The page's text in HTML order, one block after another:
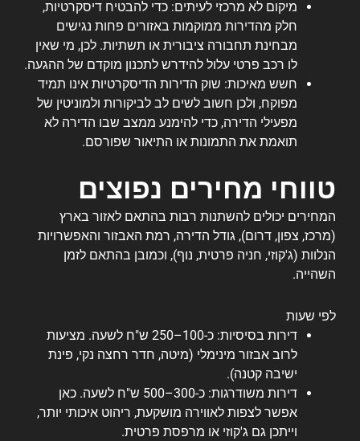
מיקום לא מרכזי לעיתים: כדי להבטיח דיסקרטיות,
חלק מהדירות ממוקמות באזורים פחות נגישים
מבחינת תחבורה ציבורית או תשתיות. לכן, מי שאין
לו רכב פרטי עלול להידרש לתכנון מוקדם של ההגעה.
חשש מאיכות: שוק הדירות הדיסקרטיות אינו תמיד
מפוקח, ולכן חשוב לשים לב לביקורות ולמוניטין של
מפעילי הדירה, כדי להימנע ממצב שבו הדירה לא
תואמת את התמונות או התיאור שפורסם.
טווחי מחירים נפוצים
המחירים יכולים להשתנות רבות בהתאם לאזור בארץ
(מרכז, צפון, דרום), גודל הדירה, רמת האבזור והאפשרויות
הנלוות (ג'קוזי, חניה פרטית, נוף), וכמובן בהתאם לזמן
השהייה.
לפי שעות
דירות בסיסיות: כ-100–250 ש"ח לשעה. מציעות
לרוב אבזור מינימלי (מיטה, חדר רחצה נקי, פינת
ישיבה קטנה).
דירות משודרגות: כ-300–500 ש"ח לשעה. כאן
אפשר לצפות לאווירה מושקעת, ריהוט איכותי יותר,
וייתכן גם ג'קוזי או מרפסת פרטית.